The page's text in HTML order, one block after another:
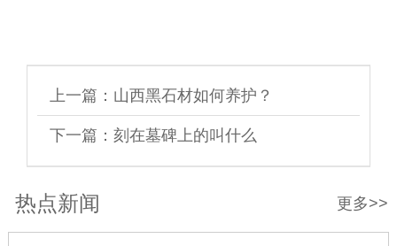
上一篇： 山西黑石材如何养护？
下一篇： 刻在墓碑上的叫什么
更多>>
热点新闻